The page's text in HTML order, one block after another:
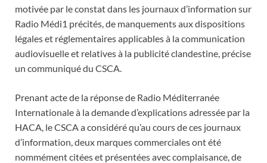
motivée par le constat dans les journaux d’information sur
Radio Médi1 précités, de manquements aux dispositions
légales et réglementaires applicables à la communication
audiovisuelle et relatives à la publicité clandestine, précise
un communiqué du CSCA.
Prenant acte de la réponse de Radio Méditerranée
Internationale à la demande d’explications adressée par la
HACA, le CSCA a considéré qu’au cours de ces journaux
d’information, deux marques commerciales ont été
nommément citées et présentées avec complaisance, de